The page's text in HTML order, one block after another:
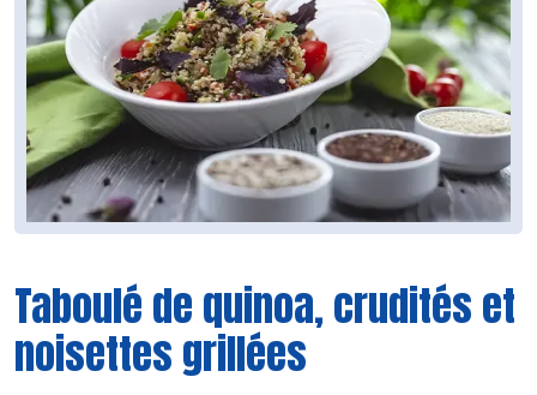
Taboulé de quinoa, crudités et
noisettes grillées